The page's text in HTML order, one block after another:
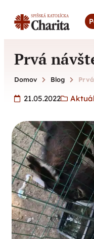
Prvá
Domov Blog
21.05.2022